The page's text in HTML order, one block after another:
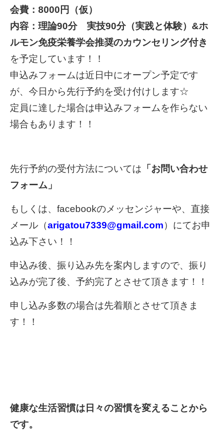
会費：8000円（仮）
内容：理論90分 実技90分（実践と体験）&ホ
ルモン免疫栄養学会推奨のカウンセリング付き
を予定しています！！
申込みフォームは近日中にオープン予定です
が、今日から先行予約を受け付けします☆
定員に達した場合は申込みフォームを作らない
場合もあります！！
先行予約の受付方法については 「お問い合わせ
フォーム」
もしくは、facebookのメッセンジャーや、直接
メール（arigatou7339@gmail.com）にてお申
込み下さい！！
申込み後、振り込み先を案内しますので、振り
込みが完了後、予約完了とさせて頂きます！！
申し込み多数の場合は先着順とさせて頂きま
す！！
健康な生活習慣は日々の習慣を変えることから
です。